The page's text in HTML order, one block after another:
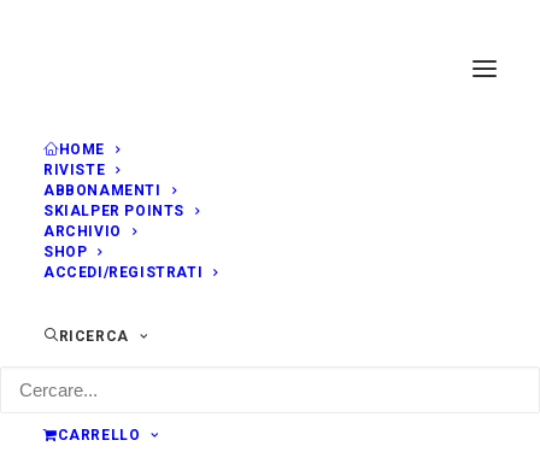
HOME
RIVISTE
ABBONAMENTI
SKIALPER POINTS
ARCHIVIO
SHOP
ACCEDI/REGISTRATI
RICERCA
CARRELLO